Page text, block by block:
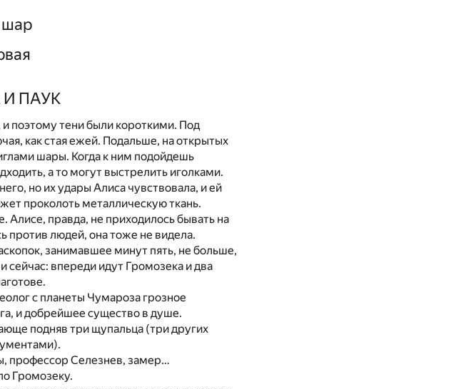
ПАУК
поэтому тени были короткими. Под
как стая ежей. Подальше, на открытых
шары. Когда к ним подойдешь
а то могут выстрелить иголками.
но их удары Алиса чувствовала, и ей
проколоть металлическую ткань.
Алисе, правда, не приходилось бывать на
против людей, она тоже не видела.
занимавшее минут пять, не больше,
впереди идут Громозека и два
с планеты Чумароза грозное
и добрейшее существо в душе.
подняв три щупальца (три других
профессор Селезнев, замер…
Громозеку.